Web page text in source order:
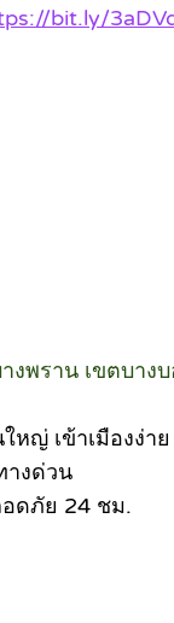
bit.ly/
พราน เขตบาง
หญ่ เข้าเมืองง่า
างด่วน
ดภัย 24 ชม.